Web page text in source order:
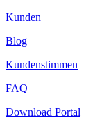
Kunden
Blog
Kundenstimmen
FAQ
Download Portal